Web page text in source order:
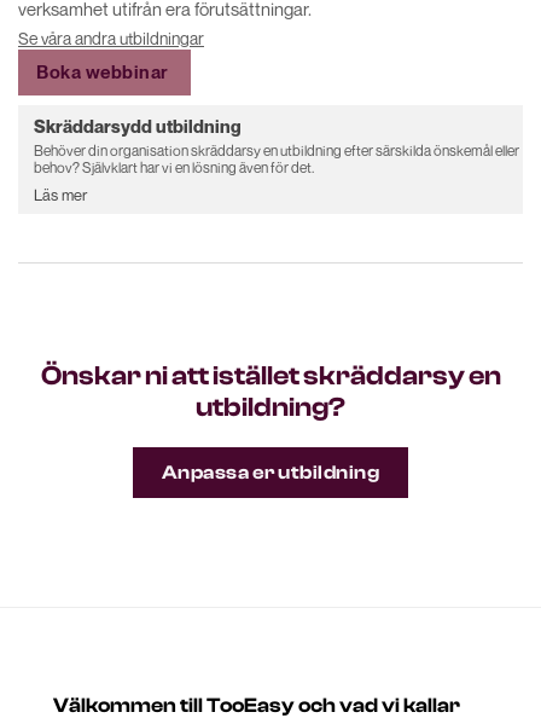
verksamhet utifrån era förutsättningar.
Se våra andra utbildningar
Boka webbinar
Skräddarsydd utbildning
Behöver din organisation skräddarsy en utbildning efter särskilda önskemål eller
behov? Självklart har vi en lösning även för det.
Läs mer
Önskar ni att istället skräddarsy en
utbildning?
Anpassa er utbildning
Välkommen till TooEasy och vad vi kallar